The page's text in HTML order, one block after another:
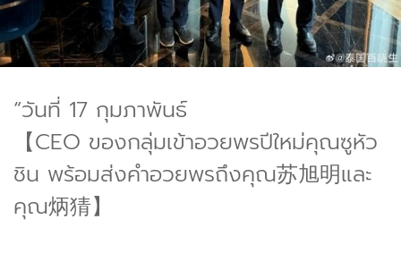
“วันที่ 17 กุมภาพันธ์
【CEO ของกลุ่มเข้าอวยพรปีใหม่คุณซูหัว
ชิน พร้อมส่งคำอวยพรถึงคุณ苏旭明และ
คุณ炳猜】